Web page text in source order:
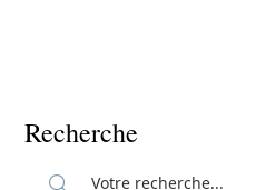
Recherche